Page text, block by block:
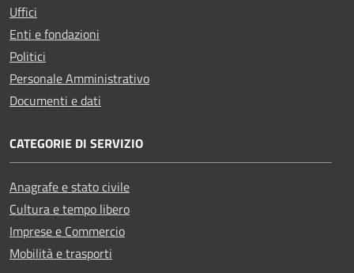
Uffici
Enti e fondazioni
Politici
Personale Amministrativo
Documenti e dati
CATEGORIE DI SERVIZIO
Anagrafe e stato civile
Cultura e tempo libero
Imprese e Commercio
Mobilità e trasporti